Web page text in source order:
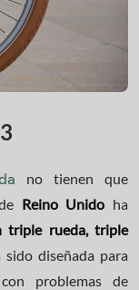
no tienen que
Reino Unido ha
triple rueda, triple
sido diseñada para
problemas de